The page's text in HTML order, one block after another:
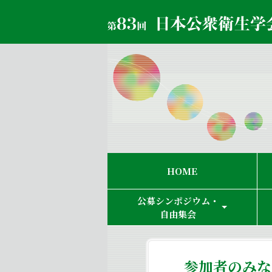
HOME
公募シンポジウム・
自由集会
参加者のみ